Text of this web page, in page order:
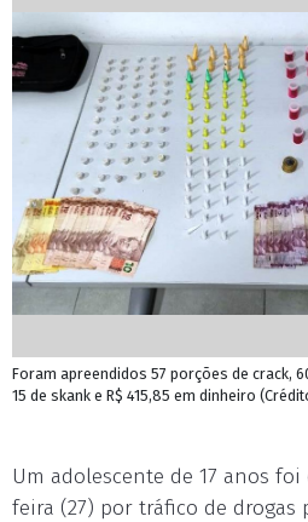
Foram apreendidos 57 porções de crack,
15 de skank e R$ 415,85 em dinheiro
Um adolescente de 17 anos
feira (27) por tráfico de drogas